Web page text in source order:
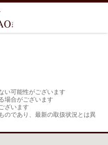
い可能性がございます
場合がございます
ざいます
のであり、最新の取扱状況とは異